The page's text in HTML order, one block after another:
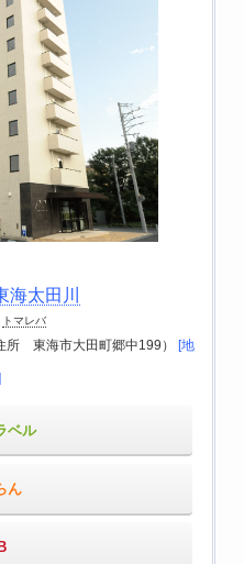
海太田川
トマレバ
所 東海市大田町郷中199）[地
ベル
ん